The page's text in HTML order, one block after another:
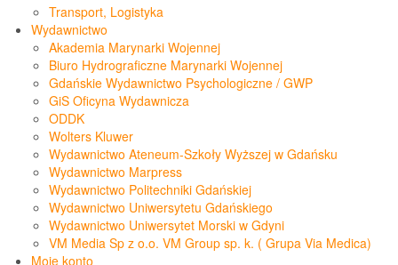
Transport, Logistyka
Wydawnictwo
Akademia Marynarki Wojennej
Biuro Hydrograficzne Marynarki Wojennej
Gdańskie Wydawnictwo Psychologiczne / GWP
GiS Oficyna Wydawnicza
ODDK
Wolters Kluwer
Wydawnictwo Ateneum-Szkoły Wyższej w Gdańsku
Wydawnictwo Marpress
Wydawnictwo Politechniki Gdańskiej
Wydawnictwo Uniwersytetu Gdańskiego
Wydawnictwo Uniwersytet Morski w Gdyni
VM Media Sp z o.o. VM Group sp. k. ( Grupa Via Medica)
Moje konto